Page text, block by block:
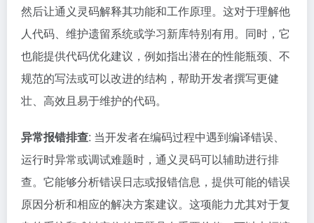
然后让通义灵码解释其功能和工作原理。这对于理解他
人代码、维护遗留系统或学习新库特别有用。同时，它
也能提供代码优化建议，例如指出潜在的性能瓶颈、不
规范的写法或可以改进的结构，帮助开发者撰写更健
壮、高效且易于维护的代码。
异常报错排查: 当开发者在编码过程中遇到编译错误、
运行时异常或调试难题时，通义灵码可以辅助进行排
查。它能够分析错误日志或报错信息，提供可能的错误
原因分析和相应的解决方案建议。这项能力尤其对于复